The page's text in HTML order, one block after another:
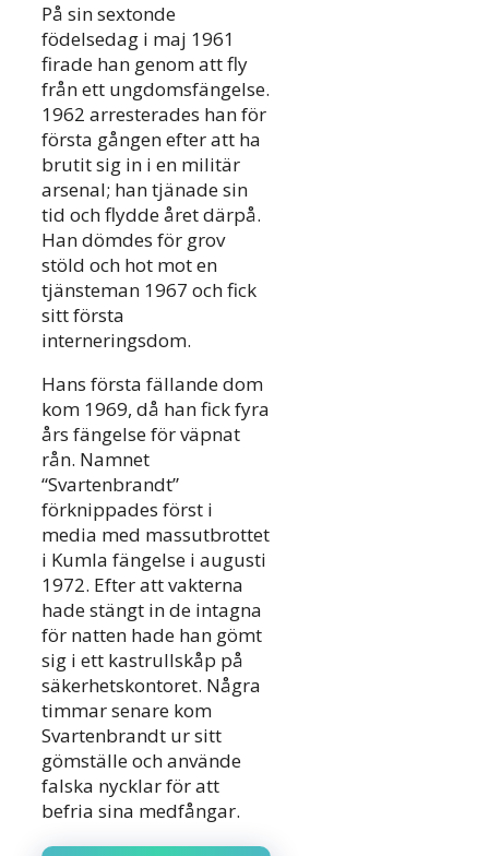
På sin sextonde
födelsedag i maj 1961
firade han genom att fly
från ett ungdomsfängelse.
1962 arresterades han för
första gången efter att ha
brutit sig in i en militär
arsenal; han tjänade sin
tid och flydde året därpå.
Han dömdes för grov
stöld och hot mot en
tjänsteman 1967 och fick
sitt första
interneringsdom.
Hans första fällande dom
kom 1969, då han fick fyra
års fängelse för väpnat
rån. Namnet
“Svartenbrandt”
förknippades först i
media med massutbrottet
i Kumla fängelse i augusti
1972. Efter att vakterna
hade stängt in de intagna
för natten hade han gömt
sig i ett kastrullskåp på
säkerhetskontoret. Några
timmar senare kom
Svartenbrandt ur sitt
gömställe och använde
falska nycklar för att
befria sina medfångar.